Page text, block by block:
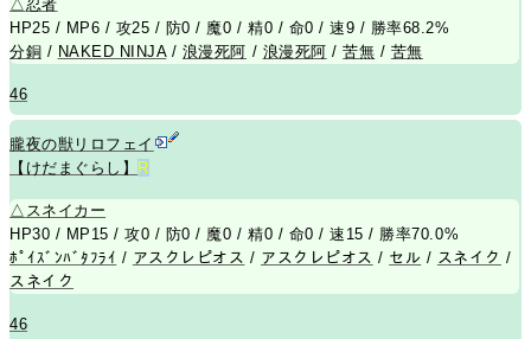
△忍者
HP25 / MP6 / 攻25 / 防0 / 魔0 / 精0 / 命0 / 速9 / 勝率68.2%
分銅 / NAKED NINJA/ 浪漫死阿 / 浪漫死阿 /苦無 / 苦無
46
朧夜の獣リロフェイ
【けだまぐらし】 R
△ スネイカー
HP30 / MP15 / 攻0 / 防0 / 魔0 / 精0 / 命0 / 速15 / 勝率70.0%
ﾎﾟｲｽﾞﾝﾊﾞﾀﾌﾗｲ / アスクレピオス / アスクレピオス / セル / スネイク /
スネイク
46